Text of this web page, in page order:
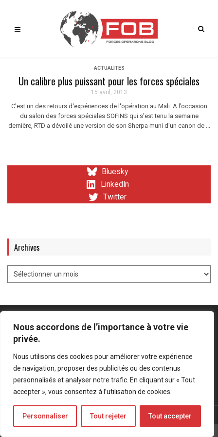
Nous accordons de l’importance à votre vie
privée.
Nous utilisons des cookies pour améliorer votre expérience
de navigation, proposer des publicités ou des contenus
personnalisés et analyser notre trafic. En cliquant sur « Tout
accepter », vous consentez à l’utilisation de cookies.
Personnaliser Tout rejeter Tout accepter
ACTUALITÉS
Un calibre plus puissant pour les forces spéciales
15 avril, 2013
C'est un des retours d'expériences de l'opération au Mali. A l’occasion
du salon des forces spéciales SOFINS qui s’est tenu la semaine
dernière, RTD a dévoilé une version de son Sherpa muni d’un canon de ...
Bluesky
LinkedIn
Twitter
Archives
Bluesky
LinkedIn
Twitter
© Forces Operations Blog - 2022